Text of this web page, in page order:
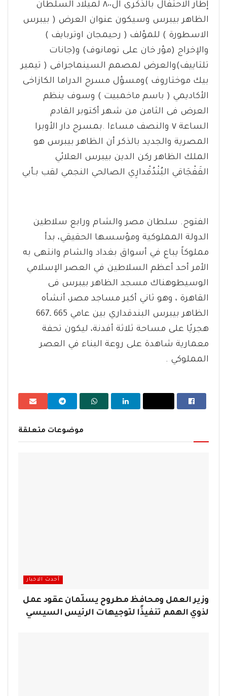
إطار الاحتفال بالذكرى ال٨٠٠ لميلاد السلطان
الظاهر بيبرس وسيكون عنوان العرض ( بيبرس
الاسطورة ) للمؤلف ( رحيمجان اوتربايف )
والإخراج (مؤر خان على تومانوف) و(جانات
تلتاييف)والعرض لمصمم السينماجرافى ( تيمير
بيك موختاروف )ومسؤل مسرح الدراما الكازاخى
الأكاديمي ( باسم ماخمبيت ) وسوف ينظم
العرض فى الثامن من شهر أكتوبر القادم
الساعة ٧ والنصف مساءا .بمسرح دار الأوبرا
المصرية والجديد بالذكر أن الظاهر بيبرس هو
الملك الظاهر ركن الدين بيبرس العلائي
القَفْجَاقي البُنْدُقْدارِي الصالحي النجمي لقب بـأبي
الفتوح. سلطان مصر والشام ورابع سلاطين
الدولة المملوكية ومؤسسها الحقيقي، بدأ
مملوكاً يباع في أسواق بغداد والشام وانتهى به
الأمر أحد أعظم السلاطين في العصر الإسلامي
الوسيطوهناك مسجد الظاهر بيبرس فى
القاهرة ، وهو ثاني أكبر مساجد مصر، أنشأه
هجريًا على مساحة ثلاثة أفدنة، ليكون تحفة
معمارية شاهدة على روعة البناء في العصر
المملوكي .
موضوعات متعلقة
أحدث الاخبار
وزير العمل ومحافظ مطروح يسلّمان عقود عمل
لذوي الهمم تنفيذًا لتوجيهات الرئيس السيسي